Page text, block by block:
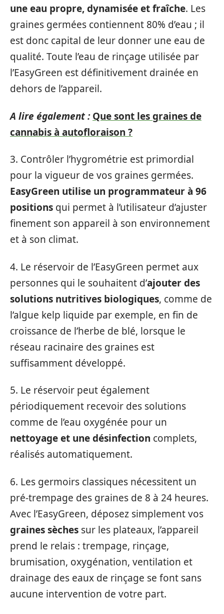
une eau propre, dynamisée et fraîche. Les
graines germées contiennent 80% d’eau ; il
est donc capital de leur donner une eau de
qualité. Toute l’eau de rinçage utilisée par
l’EasyGreen est définitivement drainée en
dehors de l’appareil.
A lire également : Que sont les graines de
cannabis à autofloraison ?
3. Contrôler l’hygrométrie est primordial
pour la vigueur de vos graines germées.
EasyGreen utilise un programmateur à 96
positions qui permet à l’utilisateur d’ajuster
finement son appareil à son environnement
et à son climat.
4. Le réservoir de l’EasyGreen permet aux
personnes qui le souhaitent d’ajouter des
solutions nutritives biologiques, comme de
l’algue kelp liquide par exemple, en fin de
croissance de l’herbe de blé, lorsque le
réseau racinaire des graines est
suffisamment développé.
5. Le réservoir peut également
périodiquement recevoir des solutions
comme de l’eau oxygénée pour un
nettoyage et une désinfection complets,
réalisés automatiquement.
6. Les germoirs classiques nécessitent un
pré-trempage des graines de 8 à 24 heures.
Avec l’EasyGreen, déposez simplement vos
graines sèches sur les plateaux, l’appareil
prend le relais : trempage, rinçage,
brumisation, oxygénation, ventilation et
drainage des eaux de rinçage se font sans
aucune intervention de votre part.